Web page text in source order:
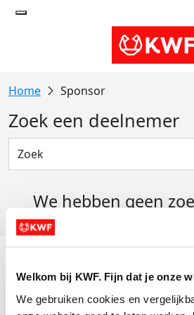
Welkom bij KWF. Fijn dat je onze
We gebruiken cookies en
Sponsor
Zoek een deelnemer
We hebben geen
Actiematerialen
Evenementen